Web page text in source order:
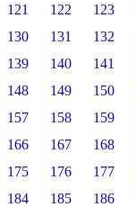
121
122 123
130
131 132
139
140 141
148
149 150
157
158 159
166
167 168
175
176 177
184
185 186